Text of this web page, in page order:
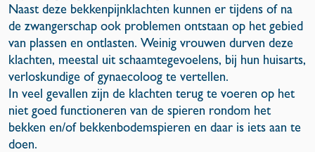
Naast deze bekkenpijnklachten kunnen er tijdens of na
de zwangerschap ook problemen ontstaan op het gebied
van plassen en ontlasten. Weinig vrouwen durven deze
klachten, meestal uit schaamtegevoelens, bij hun huisarts,
verloskundige of gynaecoloog te vertellen.
In veel gevallen zijn de klachten terug te voeren op het
niet goed functioneren van de spieren rondom het
bekken en/of bekkenbodemspieren en daar is iets aan te
doen.